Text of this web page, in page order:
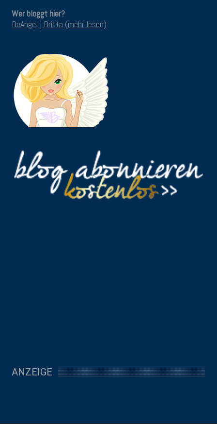
Wer bloggt hier?
BeAngel | Britta (mehr lesen)
ANZEIGE